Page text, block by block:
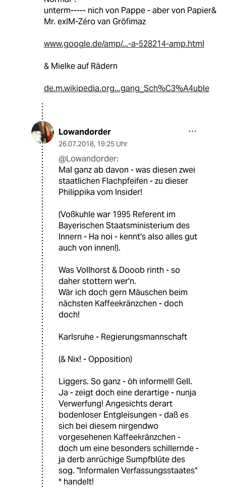
unterm----- nich von Pappe - aber von Papier&
Mr. exIM-Zéro van Gröfimaz
www.google.de/amp/...-a-528214-amp.html
& Mielke auf Rädern
de.m.wikipedia.org...gang_Sch%C3%A4uble
Lowandorder
26.07.2018, 19:25 Uhr
@Lowandorder:
Mal ganz ab davon - was diesen zwei
staatlichen Flachpfeifen - zu dieser
Philippika vom Insider!
(Voßkuhle war 1995 Referent im
Bayerischen Staatsministerium des
Innern - Ha noi - kennt's also alles gut
auch von innen!).
Was Vollhorst & Dooob rinth - so
daher stottern wer'n.
Wär ich doch gern Mäuschen beim
nächsten Kaffeekränzchen - doch
doch!
Karlsruhe - Regierungsmannschaft
(& Nix! - Opposition)
Liggers. So ganz - öh informell! Gell.
Ja - zeigt doch eine derartige - nunja
Verwerfung! Angesichts derart
bodenloser Entgleisungen - daß es
sich bei diesem nirgendwo
vorgesehenen Kaffeekränzchen -
doch um eine besonders schillernde -
ja derb anrüchige Sumpfblüte des
sog. "Informalen Verfassungsstaates"
* handelt!